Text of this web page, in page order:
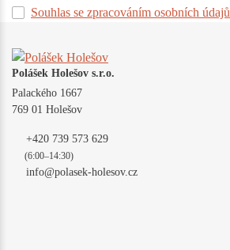
Souhlas se zpracováním osobních údajů
Polášek Holešov s.r.o.
Palackého 1667
769 01 Holešov
+420 739 573 629
(6:00–14:30)
info@polasek-holesov.cz